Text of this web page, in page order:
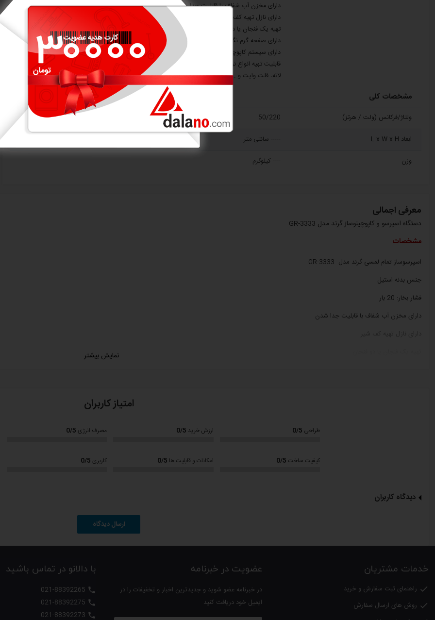
دارای مخزن آب شفاف با قابلیت جدا شدن
دارای نازل تهیه کف شیر
تهیه یک فنجان یا دو فنجان
دارای صفحه گرم نگهدارنده فنجان به منظور پیش گرمایش
دارای سیستم کاپوچینوساز و اسپرسوساز
قابلیت تهیه انواع نوشیدنی های برپایه اسپرسو مثل کاپوچینو، ماکیاتو، لاته، موکا، آمریکانو، آفوگاتو، پیکولو
لاته، فلت وایت و ...
مشخصات کلی
ولتاژ/فرکانس (ولت / هرتز) 50/220
ابعاد L x W x H ----- سانتی متر
وزن ---- کیلوگرم
نمایش بیشتر
معرفی اجمالی
دستگاه اسپرسو و کاپوچینوساز گرند مدل GR-3333
مشخصات
اسپرسوساز تمام لمسی گرند مدل GR-3333
جنس بدنه استیل
فشار بخار: 20 بار
دارای مخزن آب شفاف با قابلیت جدا شدن
قابلیت تهیه انواع نوشیدنی های برپایه اسپرسو مثل کاپوچینو، ماکیاتو، لاته، موکا، آمریکانو، آفوگاتو، پیکولو لاته، فلت وایت و ...
اسپرسو ساز گرند با ویژگی های منحصر به فرد و کیفیت عالی ،انتخابی مناسب برای هر عاشق قهوه است . با توجه به مشخصات ،می توانید تصمیمی آگاهانه بگیرید و از
لطفاتوجه داشته باشید
کلیه کالاهای عرضه شده در دالانو اصل بوده و دارای گارانتی از شرکتهای معتبر می باشد.
قهوه ساز مورد علاقه ات رو پیدا کن!
امتیاز کاربران
طراحی 0/5 ارزش خرید 0/5 مصرف انرژی 0/5
کیفیت ساخت 0/5 امکانات و قابلیت ها 0/5 کاربری 0/5
دیدگاه کاربران
ارسال دیدگاه
خدمات مشتریان
 راهنمای ثبت سفارش و خرید
 روش های ارسال سفارش
عضویت در خبرنامه
در خبرنامه عضو شوید و جدیدترین اخبار و تخفیفات را در
ایمیل خود دریافت کنید
با دالانو در تماس باشید


